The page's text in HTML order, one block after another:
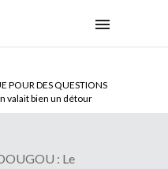
POUR DES QUESTIONS
valait bien un détour
BIYA DU CAMEROUN :
: Le